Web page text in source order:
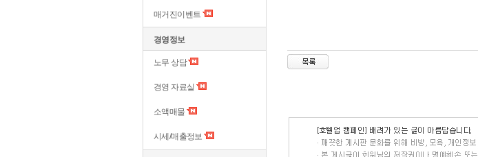
매거진이벤트
경영정보
노무 상담
경영 자료실
소액매물
시세/매출정보